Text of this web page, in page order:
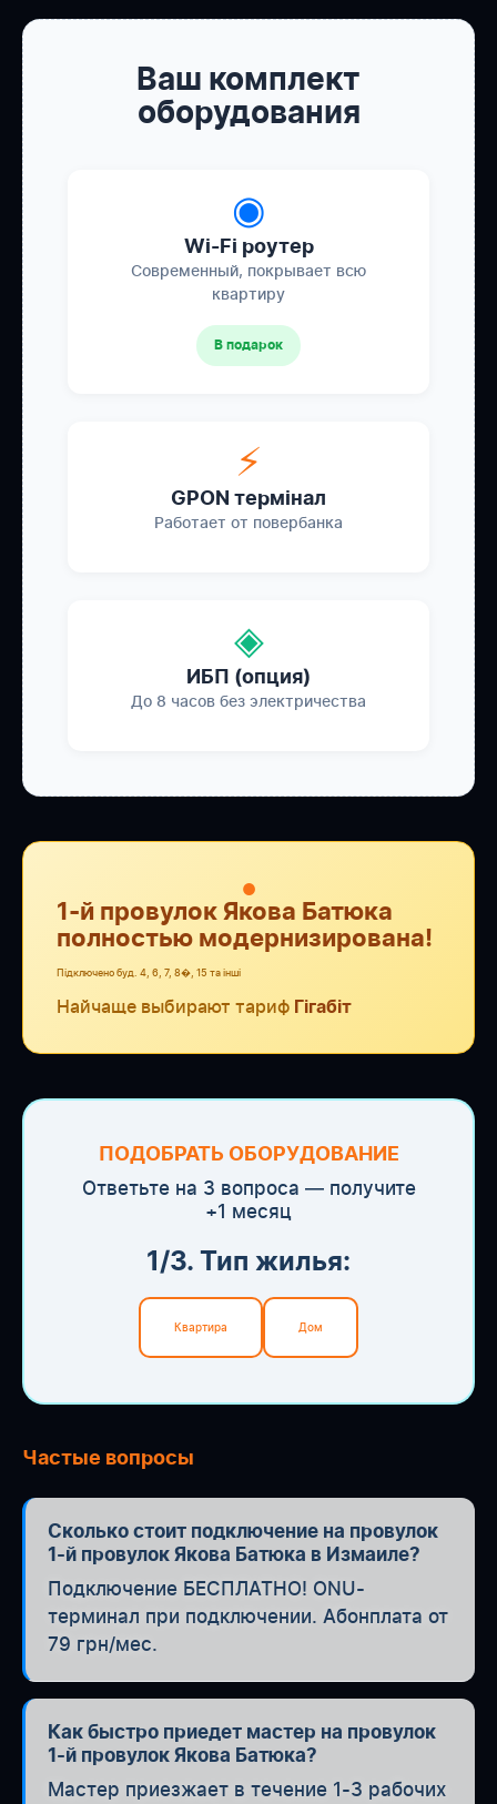
Ваш комплект
оборудования
◉
Wi-Fi роутер
Современный, покрывает всю
квартиру
В подарок
⚡
GPON термінал
Работает от повербанка
◈
ИБП (опция)
До 8 часов без электричества
●
1-й провулок Якова Батюка
полностью модернизирована!
Підключено буд. 4, 6, 7, 8�, 15 та інші
Найчаще выбирают тариф Гігабіт
ПОДОБРАТЬ ОБОРУДОВАНИЕ
Ответьте на 3 вопроса — получите
+1 месяц
1/3. Тип жилья:
Квартира Дом
Частые вопросы
Сколько стоит подключение на провулок
1-й провулок Якова Батюка в Измаиле?
Подключение БЕСПЛАТНО! ONU-
терминал при подключении. Абонплата от
79 грн/мес.
Как быстро приедет мастер на провулок
1-й провулок Якова Батюка?
Мастер приезжает в течение 1-3 рабочих